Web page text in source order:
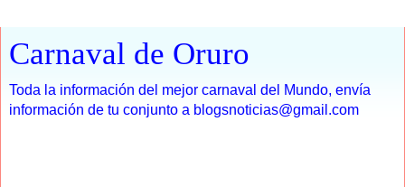
Carnaval de Oruro
Toda la información del mejor carnaval del Mundo, envía
información de tu conjunto a blogsnoticias@gmail.com